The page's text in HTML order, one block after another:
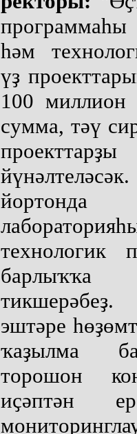
һәм
үҙ
100
сумма, тәү
йортонда
технологик
барлыҡҡа
эштәре
ҡаҙылма
торошон
иҫәптән